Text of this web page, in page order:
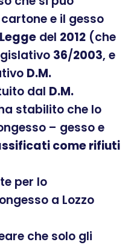
e il gesso
del 2012 (che
36/2003, e
D.M.
dal D.M.
stabilito che lo
– gesso e
come rifiuti
per lo
a Lozzo
che solo gli